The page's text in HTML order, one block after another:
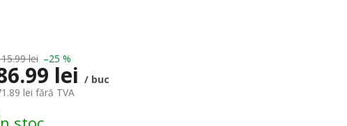
lei –25 %
lei / buc
lei fără TVA